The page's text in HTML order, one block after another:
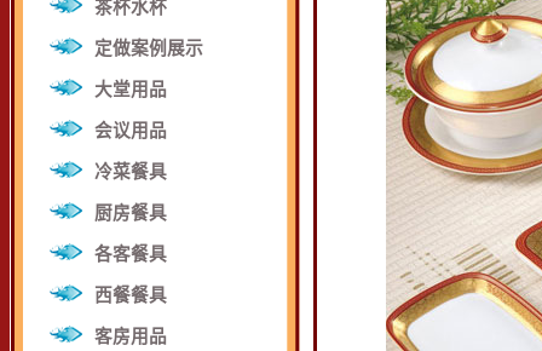
茶杯水杯
定做案例展示
大堂用品
会议用品
冷菜餐具
厨房餐具
各客餐具
西餐餐具
客房用品